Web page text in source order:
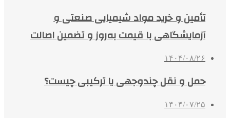
تأمین و خرید مواد شیمیایی صنعتی و
آزمایشگاهی با قیمت به‌روز و تضمین اصالت
۱۴۰۴/۰۸/۲۶
حمل و نقل چندوجهی یا ترکیبی چیست؟
۱۴۰۴/۰۷/۲۵